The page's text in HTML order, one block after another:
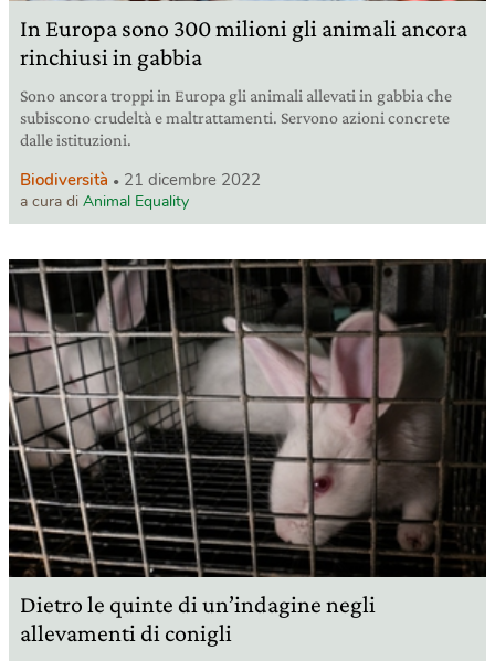
In Europa sono 300 milioni gli animali ancora
rinchiusi in gabbia
Sono ancora troppi in Europa gli animali allevati in gabbia che
subiscono crudeltà e maltrattamenti. Servono azioni concrete
dalle istituzioni.
Biodiversità 21 dicembre 2022
a cura di Animal Equality
Dietro le quinte di un’indagine negli
allevamenti di conigli